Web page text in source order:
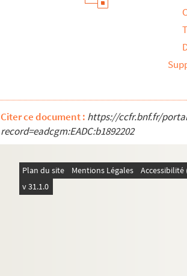
Citer ce document : https://ccfr.bnf.fr/
record=eadcgm:EADC:b1892202
Plan du site Mentions Légales
v 31.1.0